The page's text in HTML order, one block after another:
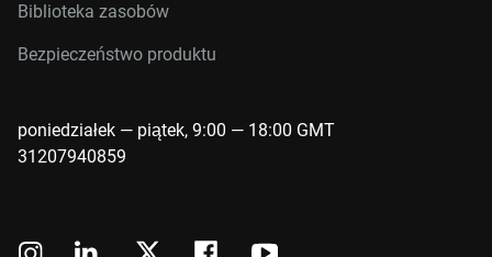
Biblioteka zasobów
Bezpieczeństwo produktu
poniedziałek — piątek, 9:00 — 18:00 GMT
31207940859